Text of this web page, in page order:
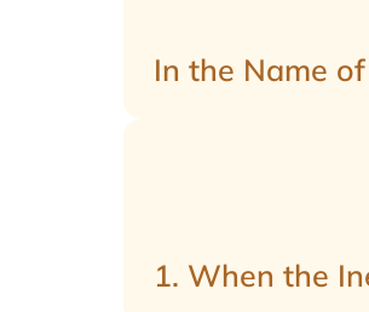
In the Name
1. When the